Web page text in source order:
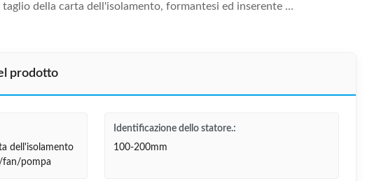
della carta dell'isolamento, formantesi ed inserente ...
prodotto
dell'isolamento
fan/pompa
Identificazione dello statore.:
100-200mm